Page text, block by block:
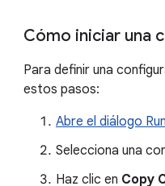
Cómo iniciar una
Para definir una
estos pasos:
Abre el diálogo
Selecciona una
Haz clic en Copy